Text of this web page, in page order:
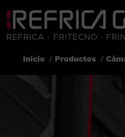
Estás aquí:
Inicio Productos